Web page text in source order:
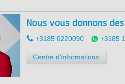
Nous vous donnons
+3185 0220090 +3185
Centre d'informations